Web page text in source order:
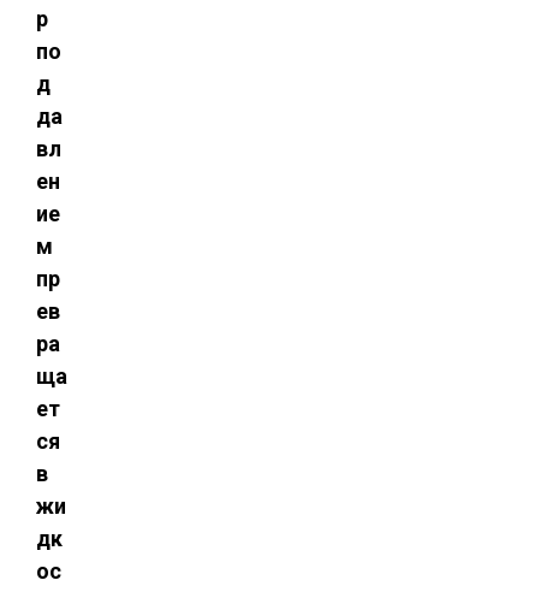
р
по
д
да
вл
ен
ие
м
пр
ев
ра
ща
ет
ся
в
жи
дк
ос